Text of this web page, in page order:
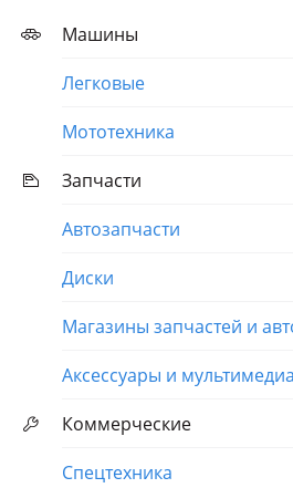
Машины
Легковые
Мототехника
Запчасти
Автозапчасти
Диски
Магазины запчастей и
Аксессуары и мультимедиа
Коммерческие
Спецтехника